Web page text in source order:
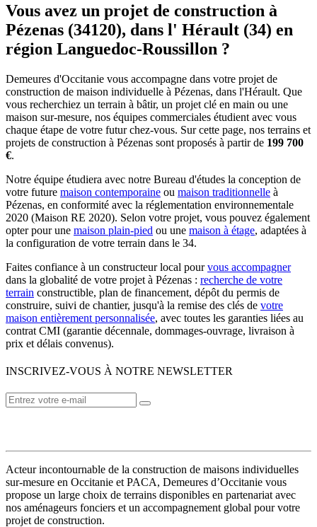
Vous avez un projet de construction à
Pézenas (34120), dans l' Hérault (34) en
région Languedoc-Roussillon ?
Demeures d'Occitanie vous accompagne dans votre projet de
construction de maison individuelle à Pézenas, dans l'Hérault. Que
vous recherchiez un terrain à bâtir, un projet clé en main ou une
maison sur-mesure, nos équipes commerciales étudient avec vous
chaque étape de votre futur chez-vous. Sur cette page, nos terrains et
projets de construction à Pézenas sont proposés à partir de 199 700
€.
Notre équipe étudiera avec notre Bureau d'études la conception de
votre future maison contemporaine ou maison traditionnelle à
Pézenas, en conformité avec la réglementation environnementale
2020 (Maison RE 2020). Selon votre projet, vous pouvez également
opter pour une maison plain-pied ou une maison à étage, adaptées à
la configuration de votre terrain dans le 34.
Faites confiance à un constructeur local pourvous accompagner
dans la globalité de votre projet à Pézenas : recherche de votre
terrain constructible, plan de financement, dépôt du permis de
construire, suivi de chantier, jusqu'à la remise des clés de votre
maison entièrement personnalisée, avec toutes les garanties liées au
contrat CMI (garantie décennale, dommages-ouvrage, livraison à
prix et délais convenus).
INSCRIVEZ-VOUS À NOTRE NEWSLETTER
Acteur incontournable de la construction de maisons individuelles
sur-mesure en Occitanie et PACA, Demeures d’Occitanie vous
propose un large choix de terrains disponibles en partenariat avec
nos aménageurs fonciers et un accompagnement global pour votre
projet de construction.